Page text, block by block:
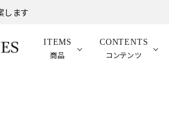
します
ITEMS
商品
CONTENTS
コンテンツ